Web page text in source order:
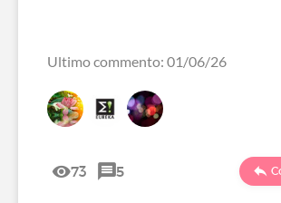
Ultimo commento: 01/06/26
73 5